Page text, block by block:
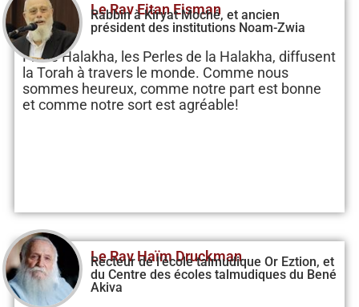
Le Rav Eitan Eisman
Rabbin à Kiryat Moché, et ancien
président des institutions Noam-Zwia
Pniné Halakha, les Perles de la Halakha, diffusent
la Torah à travers le monde. Comme nous
sommes heureux, comme notre part est bonne
et comme notre sort est agréable!
Le Rav Haïm Druckman
Recteur de l'école talmudique Or Eztion, et
du Centre des écoles talmudiques du Bené
Akiva